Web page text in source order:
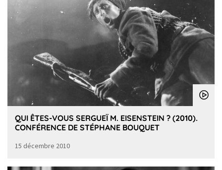
QUI ÊTES-VOUS SERGUEÏ M. EISENSTEIN ? (2010).
CONFÉRENCE DE STÉPHANE BOUQUET
15 décembre 2010